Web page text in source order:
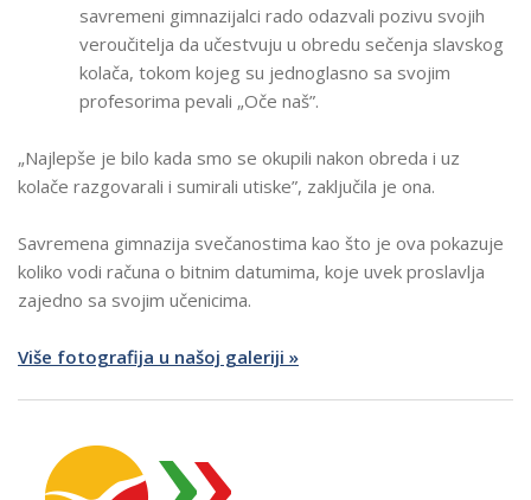
savremeni gimnazijalci rado odazvali pozivu svojih
veroučitelja da učestvuju u obredu sečenja slavskog
kolača, tokom kojeg su jednoglasno sa svojim
profesorima pevali „Oče naš”.
„Najlepše je bilo kada smo se okupili nakon obreda i uz
kolače razgovarali i sumirali utiske”, zaključila je ona.
Savremena gimnazija svečanostima kao što je ova pokazuje
koliko vodi računa o bitnim datumima, koje uvek proslavlja
zajedno sa svojim učenicima.
Više fotografija u našoj galeriji »